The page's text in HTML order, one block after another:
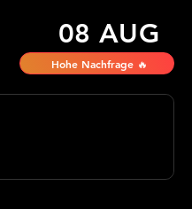
08 AUG
Hohe Nachfrage 🔥